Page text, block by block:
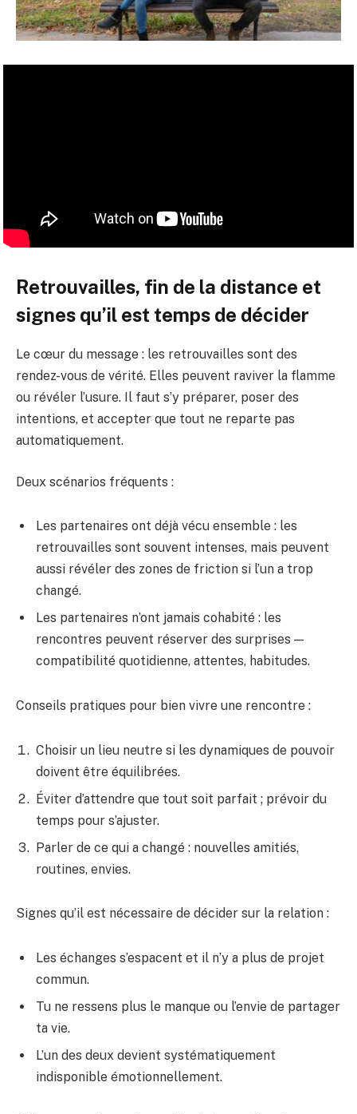
Retrouvailles, fin de la distance et
signes qu’il est temps de décider
Le cœur du message : les retrouvailles sont des
rendez-vous de vérité. Elles peuvent raviver la flamme
ou révéler l’usure. Il faut s’y préparer, poser des
intentions, et accepter que tout ne reparte pas
automatiquement.
Deux scénarios fréquents :
Les partenaires ont déjà vécu ensemble : les
retrouvailles sont souvent intenses, mais peuvent
aussi révéler des zones de friction si l’un a trop
changé.
Les partenaires n’ont jamais cohabité : les
rencontres peuvent réserver des surprises —
compatibilité quotidienne, attentes, habitudes.
Conseils pratiques pour bien vivre une rencontre :
Choisir un lieu neutre si les dynamiques de pouvoir
doivent être équilibrées.
Éviter d’attendre que tout soit parfait ; prévoir du
temps pour s’ajuster.
Parler de ce qui a changé : nouvelles amitiés,
routines, envies.
Signes qu’il est nécessaire de décider sur la relation :
Les échanges s’espacent et il n’y a plus de projet
commun.
Tu ne ressens plus le manque ou l’envie de partager
ta vie.
L’un des deux devient systématiquement
indisponible émotionnellement.